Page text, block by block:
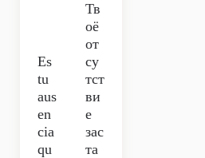
Es
tu
aus
en
cia
qu
Тв
оё
от
су
тст
ви
е
зас
та